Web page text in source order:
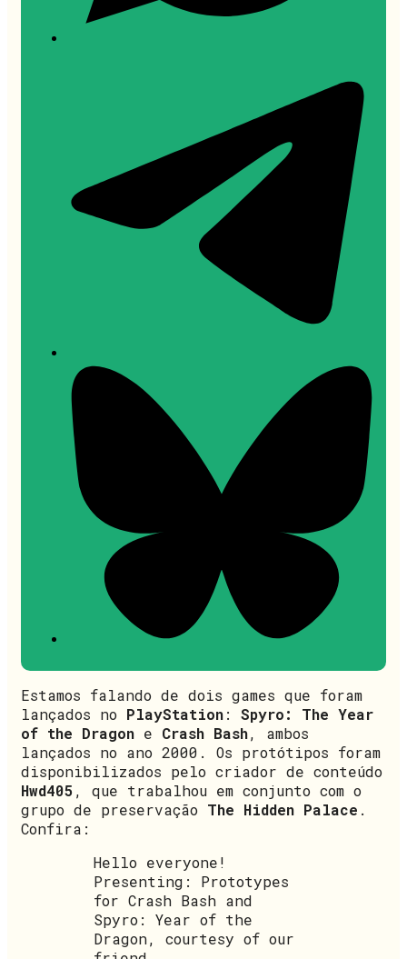
Estamos falando de dois games que foram
lançados no PlayStation: Spyro: The Year
of the Dragon e Crash Bash, ambos
lançados no ano 2000. Os protótipos foram
disponibilizados pelo criador de conteúdo
Hwd405 , que trabalhou em conjunto com o
grupo de preservação The Hidden Palace .
Confira:
Hello everyone!
Presenting: Prototypes
for Crash Bash and
Spyro: Year of the
Dragon, courtesy of our